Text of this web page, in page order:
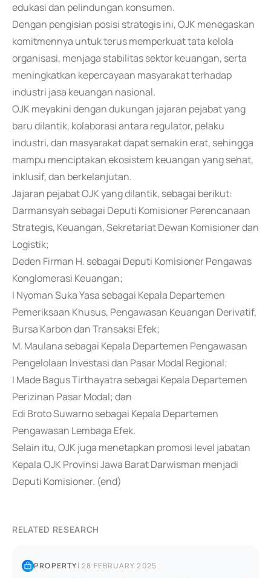
edukasi dan pelindungan konsumen.
Dengan pengisian posisi strategis ini, OJK menegaskan
komitmennya untuk terus memperkuat tata kelola
organisasi, menjaga stabilitas sektor keuangan, serta
meningkatkan kepercayaan masyarakat terhadap
industri jasa keuangan nasional.
OJK meyakini dengan dukungan jajaran pejabat yang
baru dilantik, kolaborasi antara regulator, pelaku
industri, dan masyarakat dapat semakin erat, sehingga
mampu menciptakan ekosistem keuangan yang sehat,
inklusif, dan berkelanjutan.
Jajaran pejabat OJK yang dilantik, sebagai berikut:
Darmansyah sebagai Deputi Komisioner Perencanaan
Strategis, Keuangan, Sekretariat Dewan Komisioner dan
Logistik;
Deden Firman H. sebagai Deputi Komisioner Pengawas
Konglomerasi Keuangan;
I Nyoman Suka Yasa sebagai Kepala Departemen
Pemeriksaan Khusus, Pengawasan Keuangan Derivatif,
Bursa Karbon dan Transaksi Efek;
M. Maulana sebagai Kepala Departemen Pengawasan
Pengelolaan Investasi dan Pasar Modal Regional;
I Made Bagus Tirthayatra sebagai Kepala Departemen
Perizinan Pasar Modal; dan
Edi Broto Suwarno sebagai Kepala Departemen
Pengawasan Lembaga Efek.
Selain itu, OJK juga menetapkan promosi level jabatan
Kepala OJK Provinsi Jawa Barat Darwisman menjadi
Deputi Komisioner. (end)
RELATED RESEARCH
PROPERTY|28 FEBRUARY 2025